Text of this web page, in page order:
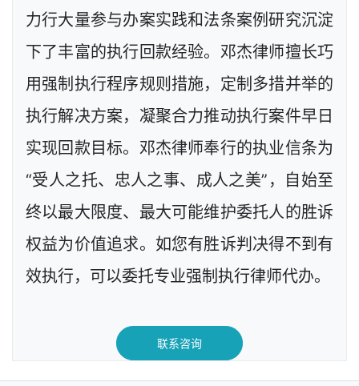
力行大量参与办案实践和法条案例研究沉淀
下了丰富的执行回款经验。邓杰律师擅长巧
用强制执行程序规则措施，定制多措并举的
执行解决方案，凝聚合力推动执行案件早日
实现回款目标。邓杰律师奉行的执业信条为
“受人之托、忠人之事、成人之美”，自始至
终以最大限度、最大可能维护委托人的胜诉
权益为价值追求。如您有胜诉判决得不到有
效执行，可以委托专业强制执行律师代办。
联系咨询